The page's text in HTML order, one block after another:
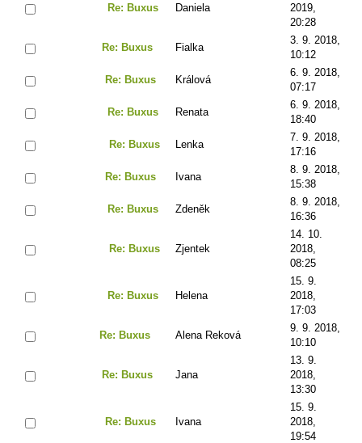
Re: Buxus Daniela
2019,
20:28
Re: Buxus Fialka
3. 9. 2018,
10:12
Re: Buxus Králová
6. 9. 2018,
07:17
Re: Buxus Renata
6. 9. 2018,
18:40
Re: Buxus Lenka
7. 9. 2018,
17:16
Re: Buxus Ivana
8. 9. 2018,
15:38
Re: Buxus Zdeněk
8. 9. 2018,
16:36
Re: Buxus Zjentek
14. 10.
2018,
08:25
Re: Buxus Helena
15. 9.
2018,
17:03
Re: Buxus Alena Reková
9. 9. 2018,
10:10
Re: Buxus Jana
13. 9.
2018,
13:30
Re: Buxus Ivana
15. 9.
2018,
19:54